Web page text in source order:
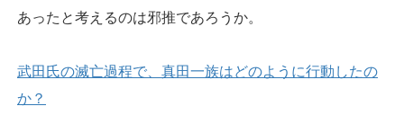
あったと考えるのは邪推であろうか。
武田氏の滅亡過程で、真田一族はどのように行動したの
か？